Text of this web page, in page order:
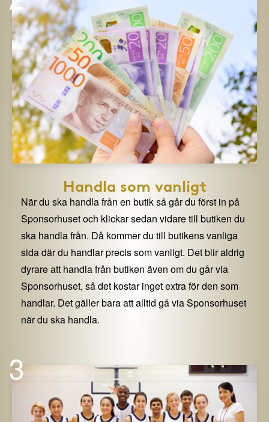
Handla som vanligt
När du ska handla från en butik så går du först in på
Sponsorhuset och klickar sedan vidare till butiken du
ska handla från. Då kommer du till butikens vanliga
sida där du handlar precis som vanligt. Det blir aldrig
dyrare att handla från butiken även om du går via
Sponsorhuset, så det kostar inget extra för den som
handlar. Det gäller bara att alltid gå via Sponsorhuset
när du ska handla.
3